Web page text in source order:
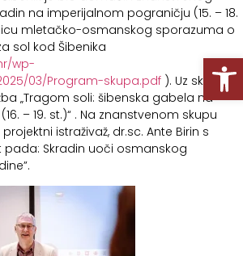
na imperijalnom pograničju (15. – 18.
mletačko-osmanskog sporazuma o
sol kod Šibenika
wp-
03/Program-skupa.pdf ). Uz skup
„Tragom soli: šibenska gabela na
– 19. st.)“ . Na znanstvenom skupu
istraživaž, dr.sc. Ante Birin s
pada: Skradin uoči osmanskog